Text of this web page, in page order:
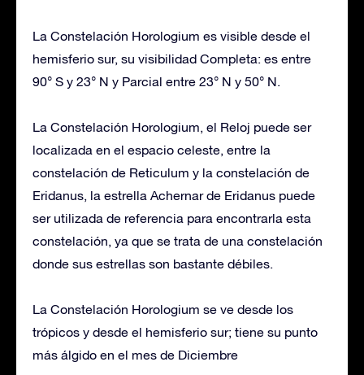
La Constelación Horologium es visible desde el
hemisferio sur, su visibilidad Completa: es entre
90° S y 23° N y Parcial entre 23° N y 50° N.
La Constelación Horologium, el Reloj puede ser
localizada en el espacio celeste, entre la
constelación de Reticulum y la constelación de
Eridanus, la estrella Achernar de Eridanus puede
ser utilizada de referencia para encontrarla esta
constelación, ya que se trata de una constelación
donde sus estrellas son bastante débiles.
La Constelación Horologium se ve desde los
trópicos y desde el hemisferio sur; tiene su punto
más álgido en el mes de Diciembre